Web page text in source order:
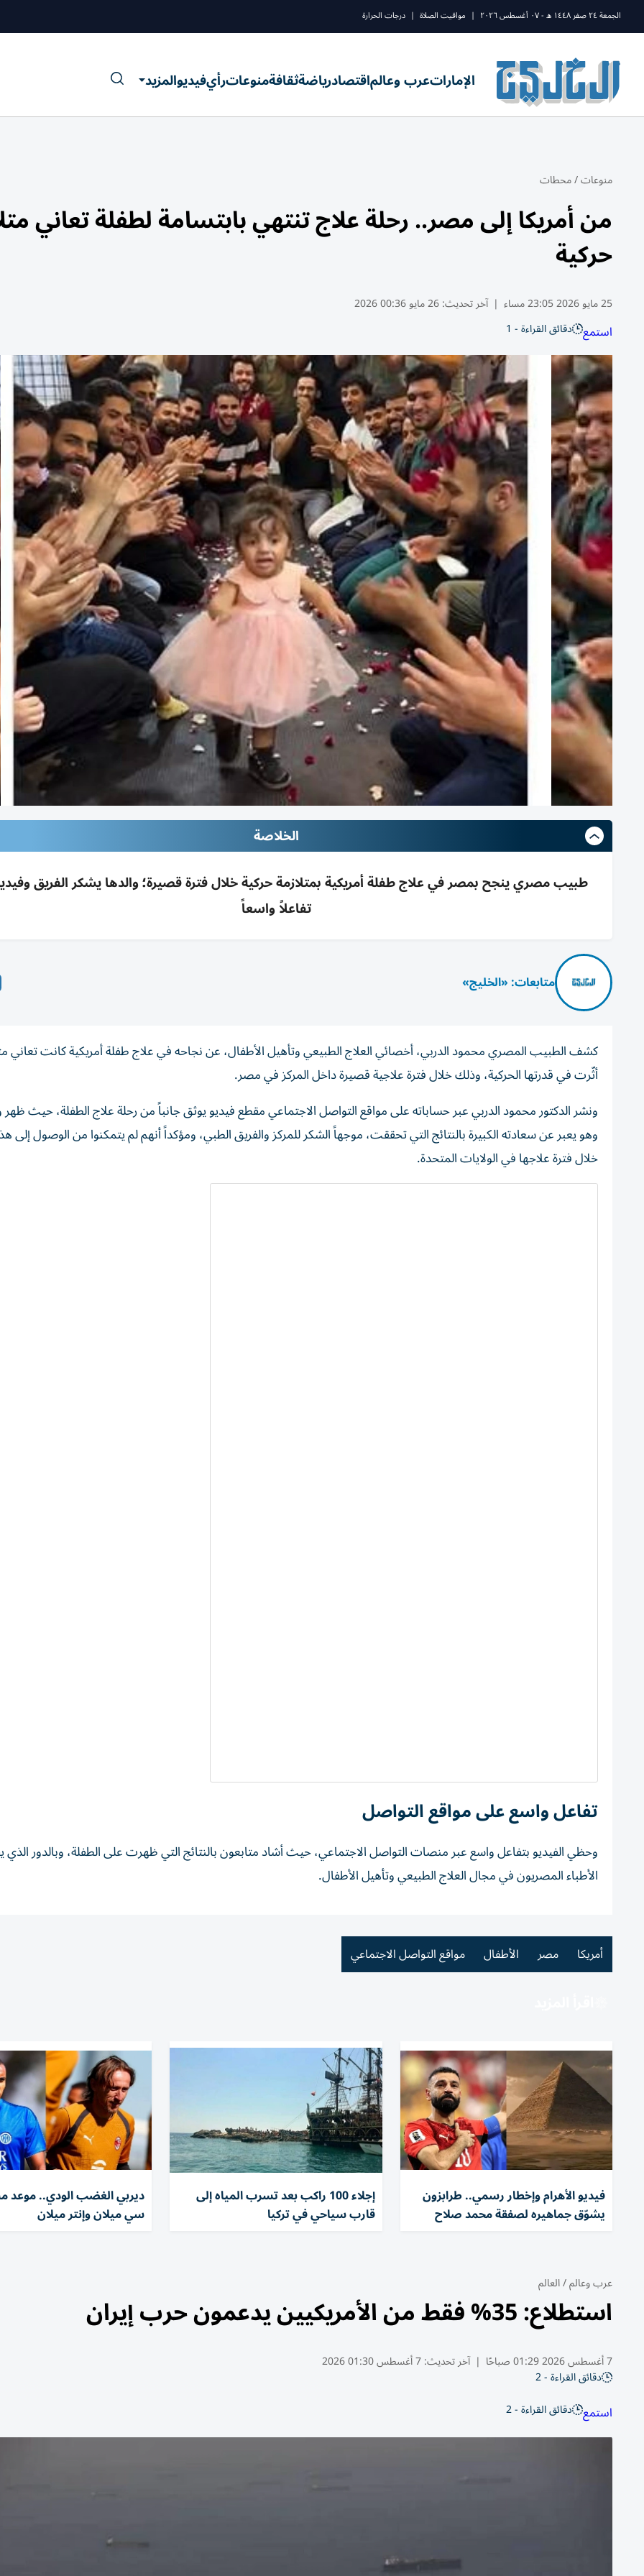
الجمعة ٢٤ صفر ١٤٤٨ ه - ٠٧ أغسطس ٢٠٢٦ | مواقيت الصلاة | درجات الحرارة
الإماراتعرب وعالماقتصادرياضةثقافةمنوعاترأيفيديوالمزيد
منوعات/محطات
من أمريكا إلى مصر.. رحلة علاج تنتهي بابتسامة لطفلة تعاني
حركية
25 مايو 2026 23:05 مساء | آخر تحديث:26 مايو 00:36 2026
استمع دقائق القراءة - 1
الخلاصة
طبيب مصري ينجح بمصر في علاج طفلة أمريكية بمتلازمة حركية خلال فترة قصيرة؛ والدها يشكر الفريق
تفاعلاً واسعاً
متابعات: «الخليج»
كشف الطبيب المصري محمود الدربي، أخصائي العلاج الطبيعي وتأهيل الأطفال، عن نجاحه في علاج طفلة أمريكية كانت تعاني
أثّرت في قدرتها الحركية، وذلك خلال فترة علاجية قصيرة داخل المركز في مصر.
ونشر الدكتور محمود الدربي عبر حساباته على مواقع التواصل الاجتماعي مقطع فيديو يوثق جانباً من رحلة علاج الطفلة، حيث ظهر
وهو يعبر عن سعادته الكبيرة بالنتائج التي تحققت، موجهاً الشكر للمركز والفريق الطبي، ومؤكداً أنهم لم يتمكنوا من الوصول إلى
خلال فترة علاجها في الولايات المتحدة.
تفاعل واسع على مواقع التواصل
وحظي الفيديو بتفاعل واسع عبر منصات التواصل الاجتماعي، حيث أشاد متابعون بالنتائج التي ظهرت على الطفلة، وبالدور الذي
الأطباء المصريون في مجال العلاج الطبيعي وتأهيل الأطفال.
أمريكا مصر الأطفال مواقع التواصل الاجتماعي
فيديو الأهرام وإخطار رسمي.. طرابزون
يشوّق جماهيره لصفقة محمد صلاح
إجلاء 100 راكب بعد تسرب المياه إلى
قارب سياحي في تركيا
ديربي الغضب الودي.. موعد
سي ميلان وإنتر ميلان
عرب وعالم/العالم
استطلاع: 35% فقط من الأمريكيين يدعمون حرب إيران
7 أغسطس 2026 01:29 صباحًا | آخر تحديث:7 أغسطس 01:30 2026
دقائق القراءة - 2
استمع دقائق القراءة - 2